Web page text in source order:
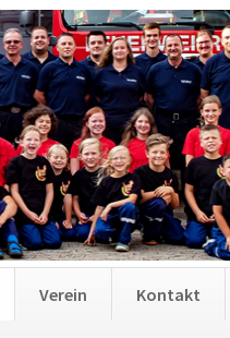
Verein Kontakt